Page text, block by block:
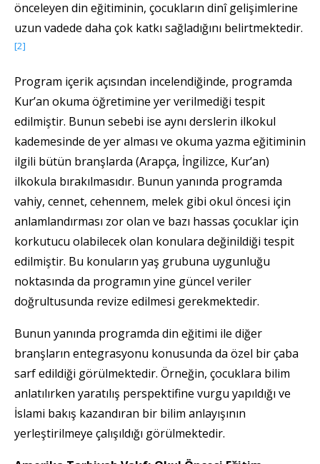
önceleyen din eğitiminin, çocukların dinî gelişimlerine
uzun vadede daha çok katkı sağladığını belirtmektedir.
[2]
Program içerik açısından incelendiğinde, programda
Kur’an okuma öğretimine yer verilmediği tespit
edilmiştir. Bunun sebebi ise aynı derslerin ilkokul
kademesinde de yer alması ve okuma yazma eğitiminin
ilgili bütün branşlarda (Arapça, İngilizce, Kur’an)
ilkokula bırakılmasıdır. Bunun yanında programda
vahiy, cennet, cehennem, melek gibi okul öncesi için
anlamlandırması zor olan ve bazı hassas çocuklar için
korkutucu olabilecek olan konulara değinildiği tespit
edilmiştir. Bu konuların yaş grubuna uygunluğu
noktasında da programın yine güncel veriler
doğrultusunda revize edilmesi gerekmektedir.
Bunun yanında programda din eğitimi ile diğer
branşların entegrasyonu konusunda da özel bir çaba
sarf edildiği görülmektedir. Örneğin, çocuklara bilim
anlatılırken yaratılış perspektifine vurgu yapıldığı ve
İslami bakış kazandıran bir bilim anlayışının
yerleştirilmeye çalışıldığı görülmektedir.